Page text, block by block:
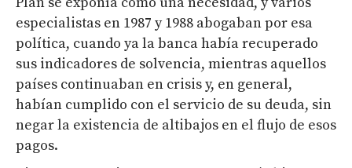
especialistas en 1987 y 1988 abogaban por esa
política, cuando ya la banca había recuperado
sus indicadores de solvencia, mientras aquellos
países continuaban en crisis y, en general,
habían cumplido con el servicio de su deuda, sin
negar la existencia de altibajos en el flujo de esos
pagos.